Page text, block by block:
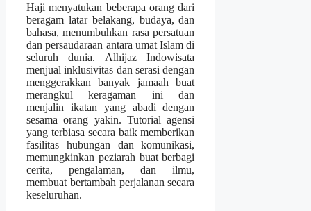
Haji menyatukan beberapa orang dari
beragam latar belakang, budaya, dan
bahasa, menumbuhkan rasa persatuan
dan persaudaraan antara umat Islam di
seluruh dunia. Alhijaz Indowisata
menjual inklusivitas dan serasi dengan
menggerakkan banyak jamaah buat
merangkul keragaman ini dan
menjalin ikatan yang abadi dengan
sesama orang yakin. Tutorial agensi
yang terbiasa secara baik memberikan
fasilitas hubungan dan komunikasi,
memungkinkan peziarah buat berbagi
cerita, pengalaman, dan ilmu,
membuat bertambah perjalanan secara
keseluruhan.